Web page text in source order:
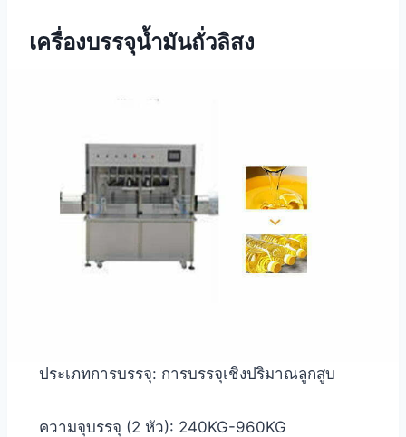
เครื่องบรรจุน้ำมันถั่วลิสง
ประเภทการบรรจุ: การบรรจุเชิงปริมาณลูกสูบ
ความจุบรรจุ (2 หัว): 240KG-960KG